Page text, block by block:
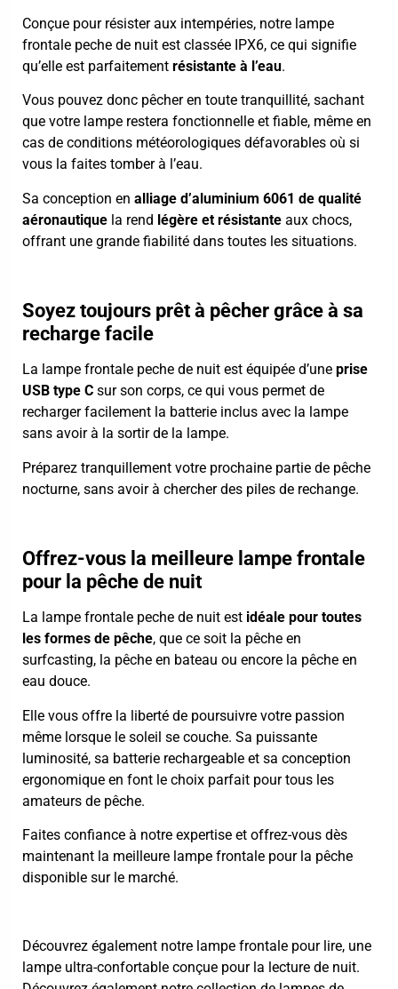
Conçue pour résister aux intempéries, notre lampe
frontale peche de nuit est classée IPX6, ce qui signifie
qu’elle est parfaitement résistante à l’eau.
Vous pouvez donc pêcher en toute tranquillité, sachant
que votre lampe restera fonctionnelle et fiable, même en
cas de conditions météorologiques défavorables où si
vous la faites tomber à l’eau.
Sa conception en alliage d’aluminium 6061 de qualité
aéronautique la rend légère et résistante aux chocs,
offrant une grande fiabilité dans toutes les situations.
Soyez toujours prêt à pêcher grâce à sa
recharge facile
La lampe frontale peche de nuit est équipée d’une prise
USB type C sur son corps, ce qui vous permet de
recharger facilement la batterie inclus avec la lampe
sans avoir à la sortir de la lampe.
Préparez tranquillement votre prochaine partie de pêche
nocturne, sans avoir à chercher des piles de rechange.
Offrez-vous la meilleure lampe frontale
pour la pêche de nuit
La lampe frontale peche de nuit est idéale pour toutes
les formes de pêche, que ce soit la pêche en
surfcasting, la pêche en bateau ou encore la pêche en
eau douce.
Elle vous offre la liberté de poursuivre votre passion
même lorsque le soleil se couche. Sa puissante
luminosité, sa batterie rechargeable et sa conception
ergonomique en font le choix parfait pour tous les
amateurs de pêche.
Faites confiance à notre expertise et offrez-vous dès
maintenant la meilleure lampe frontale pour la pêche
disponible sur le marché.
Découvrez également notre lampe frontale pour lire, une
lampe ultra-confortable conçue pour la lecture de nuit.